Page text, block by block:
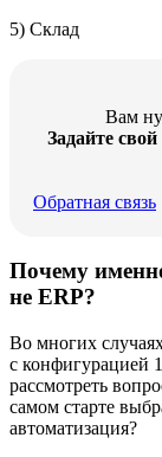
5) Склад
Вам
Задайте
Обратная связь
Почему
не ERP?
Во многих
с конфигурацией
рассмотреть
самом старте
автоматизация?